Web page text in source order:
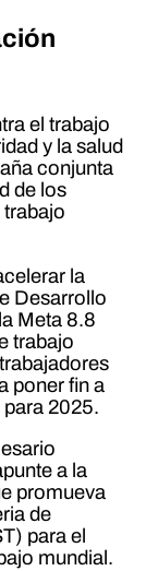
el trabajo
y la salud
conjunta
de los
trabajo
la
Desarrollo
Meta 8.8
trabajo
poner fin a
2025.
a la
promueva
de
para el
mundial.